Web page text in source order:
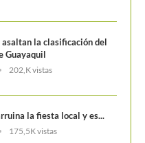
la clasificación del
Guayaquil
202,K vistas
la fiesta local y es...
175,5K vistas